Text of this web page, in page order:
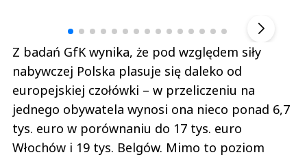
Z badań GfK wynika, że pod względem siły
nabywczej Polska plasuje się daleko od
europejskiej czołówki – w przeliczeniu na
jednego obywatela wynosi ona nieco ponad 6,7
tys. euro w porównaniu do 17 tys. euro
Włochów i 19 tys. Belgów. Mimo to poziom